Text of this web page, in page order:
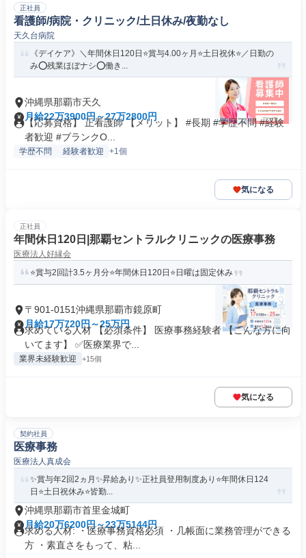
正社員
看護師/病院・クリニック/土日休み/夜勤なし
天久台病院
《デイケア》＼年間休日120日⭐賞与4.00ヶ月⭐土日祝休⭐／日勤の
み⭕残業ほぼナシ⭕働き...
沖縄県那覇市天久
月給22万3900円～27万2800円
【応募資格】 正看護師 【メリット】 #長期 #学歴不問 #経験
者歓迎 #ブランクO...
学歴不問 経験者歓迎 +1個
気になる
正社員
年間休日120日|那覇セントラルクリニックの医療事務
医療法人好縁会
⭐賞与2回計3.5ヶ月分⭐年間休日120日⭐日曜は固定休み
〒901-0151沖縄県那覇市鏡原町
月給17万720円～25万円
求めている人材 【必須条件】 医療事務経験者 【こんな方に向
いてます】 ✅医療業界で...
業界未経験歓迎 +15個
気になる
契約社員
医療事務
医療法人真成会
✨賞与年2回2ヵ月✨昇給あり✨正社員登用制度あり⭐️年間休日124
日⭐️土日祝休み⭐️皆勤...
沖縄県那覇市首里金城町
月給20万6200円～23万5144円
求める人材: ・医療事務資格必須 ・几帳面に業務管理ができる
方 ・素直さをもって、粘...